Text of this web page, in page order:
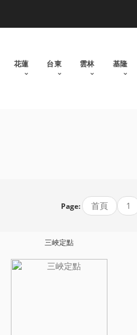
花蓮 台東 雲林 基隆
Page: 首頁 1
三峽定點